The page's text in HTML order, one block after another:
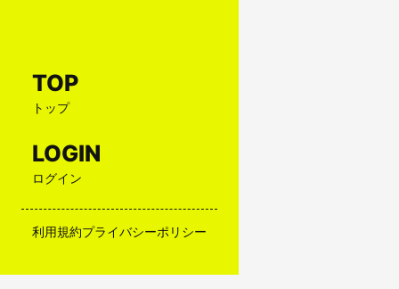
TOP
トップ
LOGIN
ログイン
利用規約プライバシーポリシー